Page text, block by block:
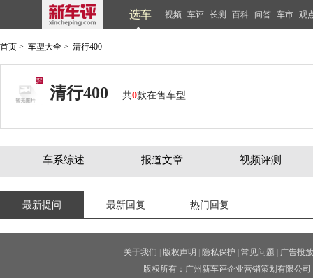
选车 视频 车评 长测 百科 问答 车市 观
首页 > 车型大全 > 清行400
清行400 共0款在售车型
车系综述 报道文章 视频评测
最新提问 最新回复 热门回复
关于我们 版权声明 隐私保护 常见问题
广告投放
版权所有：广州新车评企业营销策划有限公